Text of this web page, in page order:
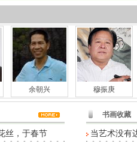
余朝兴 穆振庚
丝，于春节
书画收藏
当艺术没有